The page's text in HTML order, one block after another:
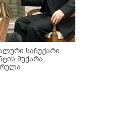
საჩუქარი
მუქარა,